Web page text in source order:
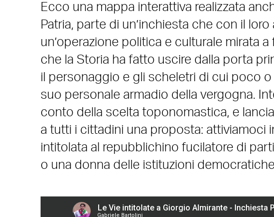
Ecco una mappa interattiva realizzata
Patria, parte di un’inchiesta che con il
un’operazione politica e culturale mirata
che la Storia ha fatto uscire dalla porta
il personaggio e gli scheletri di cui poco
suo personale armadio della vergogna.
conto della scelta toponomastica, e
a tutti i cittadini una proposta: attiviamoci
intitolata al repubblichino fucilatore di
o una donna delle istituzioni